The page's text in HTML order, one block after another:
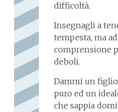
difficoltà.
Insegnagli a
tempesta, ma
comprensione
deboli.
Dammi un
puro ed un
che sappia